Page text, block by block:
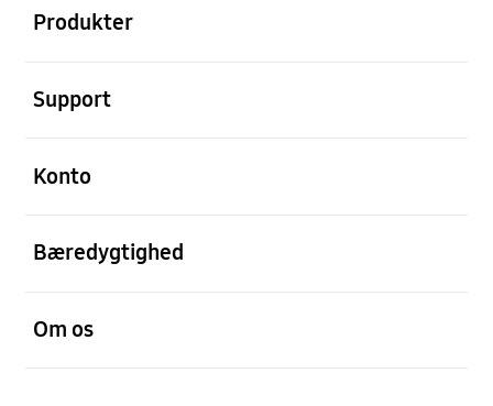
Produkter
Support
Konto
Bæredygtighed
Om os